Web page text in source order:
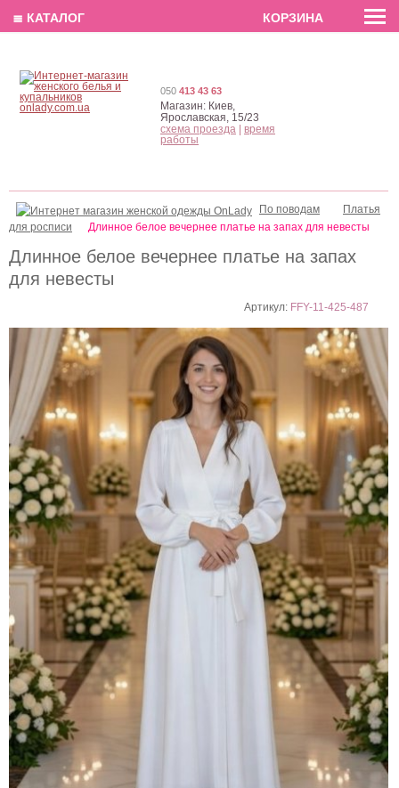
EN РУС
Длинное белое вечернее платье на запах
для невесты
Артикул: FFY-11-425-487
По поводам
Платья
для росписи
Длинное белое вечернее платье на запах для невесты
050 413 43 63
Магазин: Киев,
Ярославская, 15/23
схема проезда
время
работы
≣ КАТАЛОГ КОРЗИНА